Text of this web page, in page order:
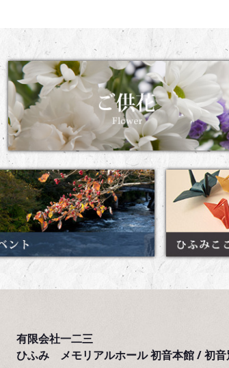
有限会社一二三
ひふみ メモリアルホール 初音本館 / 初音